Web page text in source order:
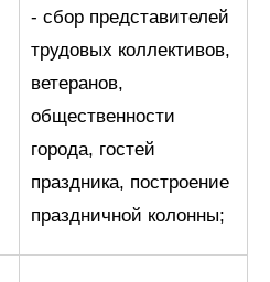
- сбор представителей
трудовых коллективов,
ветеранов,
общественности
города, гостей
праздника, построение
праздничной колонны;